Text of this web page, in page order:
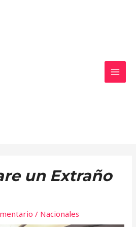
un Extraño
/ Nacionales